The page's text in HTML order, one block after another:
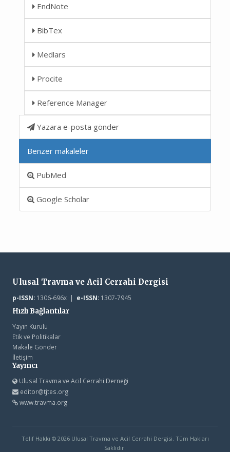
EndNote
BibTex
Medlars
Procite
Reference Manager
Yazara e-posta gönder
Benzer makaleler
PubMed
Google Scholar
Ulusal Travma ve Acil Cerrahi Dergisi
p-ISSN:1306-696x | e-ISSN:1307-7945
Hızlı Bağlantılar
Yayın Kurulu
Etik ve Politikalar
Makale Gönder
İletişim
Yayıncı
Ulusal Travma ve Acil Cerrahi Derneği
editor@tjtes.org
www.travma.org
Telif Hakkı © 2026 Ulusal Travma ve Acil Cerrahi Dergisi. Tüm Hakları
Saklıdır.